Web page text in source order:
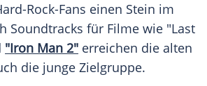
Rock-Fans einen Stein im
Soundtracks für Filme wie "Last
"Iron Man 2" erreichen die alten
die junge Zielgruppe.